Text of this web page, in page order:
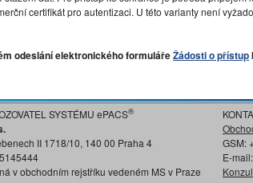
certifikát pro autentizaci. U této varianty není
odeslání elektronického formulářeŽádosti o přístup
SYSTÉMU ePACS®
II 1718/10, 140 00 Praha 4
v obchodním rejstříku vedeném MS v Praze
GSM:
E-mail: